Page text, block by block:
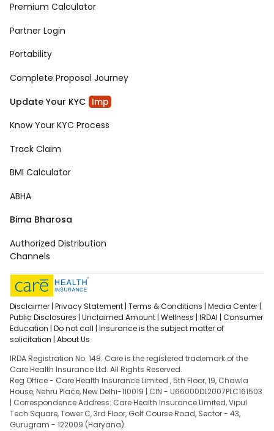
Premium Calculator
Partner Login
Portability
Complete Proposal Journey
Update Your KYC Imp
Know Your KYC Process
Track Claim
BMI Calculator
ABHA
Bima Bharosa
Authorized Distribution
Channels
Disclaimer | Privacy Statement | Terms & Conditions | Media Center |
Public Disclosures | Unclaimed Amount | Wellness | IRDAI | Consumer
Education | Do not call | Insurance is the subject matter of
solicitation | About Us
IRDA Registration No. 148. Care is the registered trademark of the
Care Health Insurance Ltd. All Rights Reserved.
Reg Office - Care Health Insurance Limited , 5th Floor, 19, Chawla
House, Nehru Place, New Delhi-110019 | CIN - U66000DL2007PLC161503
| Correspondence Address: Care Health Insurance Limited, Vipul
Tech Square, Tower C, 3rd Floor, Golf Course Road, Sector - 43,
Gurugram - 122009 (Haryana).